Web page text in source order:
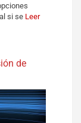
si se Leer
de